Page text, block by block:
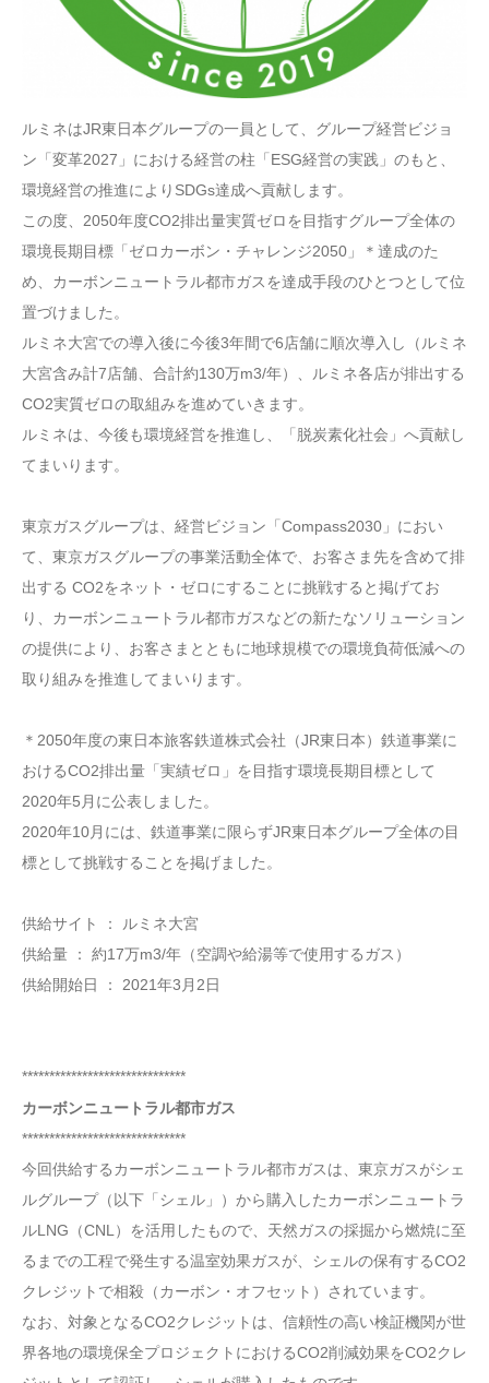
ルミネはJR東日本グループの一員として、グループ経営ビジョ
ン「変革2027」における経営の柱「ESG経営の実践」のもと、
環境経営の推進によりSDGs達成へ貢献します。
この度、2050年度CO2排出量実質ゼロを目指すグループ全体の
環境長期目標「ゼロカーボン・チャレンジ2050」＊達成のた
め、カーボンニュートラル都市ガスを達成手段のひとつとして位
置づけました。
ルミネ大宮での導入後に今後3年間で6店舗に順次導入し（ルミネ
大宮含み計7店舗、合計約130万m3/年）、ルミネ各店が排出する
CO2実質ゼロの取組みを進めていきます。
ルミネは、今後も環境経営を推進し、「脱炭素化社会」へ貢献し
てまいります。
東京ガスグループは、経営ビジョン「Compass2030」におい
て、東京ガスグループの事業活動全体で、お客さま先を含めて排
出する CO2をネット・ゼロにすることに挑戦すると掲げてお
り、カーボンニュートラル都市ガスなどの新たなソリューション
の提供により、お客さまとともに地球規模での環境負荷低減への
取り組みを推進してまいります。
＊2050年度の東日本旅客鉄道株式会社（JR東日本）鉄道事業に
おけるCO2排出量「実績ゼロ」を目指す環境長期目標として
2020年5月に公表しました。
2020年10月には、鉄道事業に限らずJR東日本グループ全体の目
標として挑戦することを掲げました。
供給サイト ： ルミネ大宮
供給量 ： 約17万m3/年（空調や給湯等で使用するガス）
供給開始日 ： 2021年3月2日
******************************
カーボンニュートラル都市ガス
******************************
今回供給するカーボンニュートラル都市ガスは、東京ガスがシェ
ルグループ（以下「シェル」）から購入したカーボンニュートラ
ルLNG（CNL）を活用したもので、天然ガスの採掘から燃焼に至
るまでの工程で発生する温室効果ガスが、シェルの保有するCO2
クレジットで相殺（カーボン・オフセット）されています。
なお、対象となるCO2クレジットは、信頼性の高い検証機関が世
界各地の環境保全プロジェクトにおけるCO2削減効果をCO2クレ